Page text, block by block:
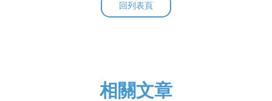
回列表頁
相關文章